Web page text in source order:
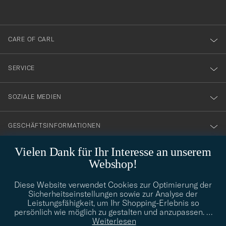
Vielen Dank für Ihr Interesse an unserem
Webshop!
Diese Website verwendet Cookies zur Optimierung der
Sicherheitseinstellungen sowie zur Analyse der
Leistungsfähigkeit, um Ihr Shopping-Erlebnis so
persönlich wie möglich zu gestalten und anzupassen. …
Weiterlesen
dig
till
vårt
nyhetsbrev!
CARE OF CARL
SERVICE
SOZIALE MEDIEN
GESCHÄFTSINFORMATIONEN
info@careofcarl.de
Benötigen Sie Hilfe bei der Suche nach Ihrem persönlichen Stil?
Wenden Sie sich an uns, wir helfen Ihnen gerne weiter!
STILBERATUNG